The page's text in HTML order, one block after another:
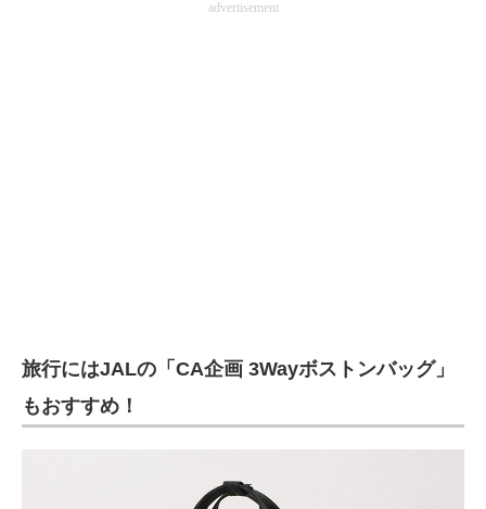
advertisement
旅行にはJALの「CA企画 3Wayボストンバッグ」
もおすすめ！